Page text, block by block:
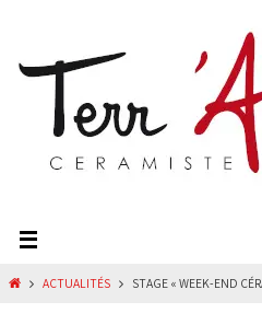
HOMEACTUALITÉS STAGE « WEEK-END